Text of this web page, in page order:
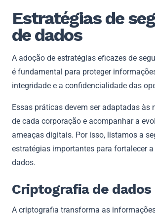
Estratégias de
de dados
A adoção de estratégias eficazes de
é fundamental para proteger
integridade e a confidencialidade das
Essas práticas devem ser adaptadas às
de cada corporação e acompanhar a
ameaças digitais. Por isso, listamos a
estratégias importantes para fortalecer
dados.
Criptografia de dados
A criptografia transforma as